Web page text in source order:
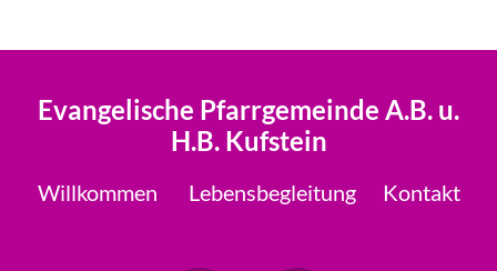
Evangelische Pfarrgemeinde A.B. u.
H.B. Kufstein
Willkommen Lebensbegleitung Kontakt